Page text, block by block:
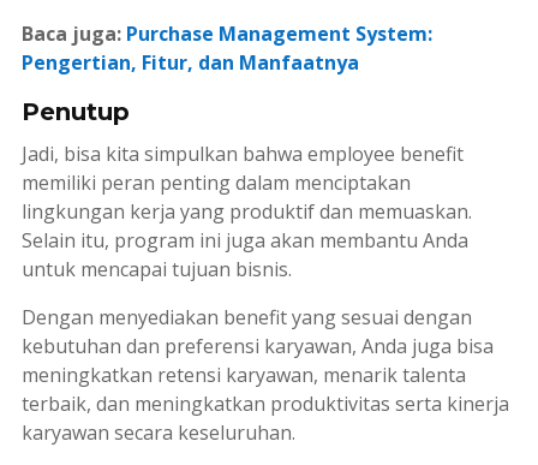
Baca juga: Purchase Management System:
Pengertian, Fitur, dan Manfaatnya
Penutup
Jadi, bisa kita simpulkan bahwa employee benefit
memiliki peran penting dalam menciptakan
lingkungan kerja yang produktif dan memuaskan.
Selain itu, program ini juga akan membantu Anda
untuk mencapai tujuan bisnis.
Dengan menyediakan benefit yang sesuai dengan
kebutuhan dan preferensi karyawan, Anda juga bisa
meningkatkan retensi karyawan, menarik talenta
terbaik, dan meningkatkan produktivitas serta kinerja
karyawan secara keseluruhan.